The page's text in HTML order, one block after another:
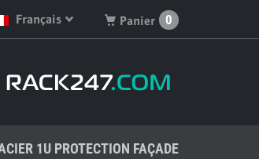
Panier 0
produits dans votre
panier.
Français
1U PROTECTION FAÇADE